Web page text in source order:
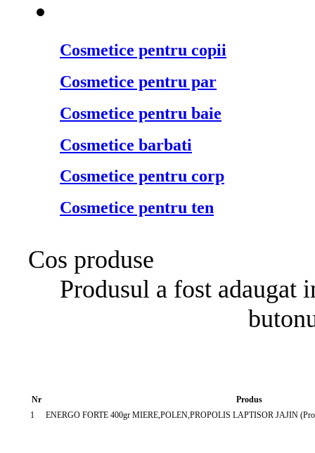
Cosmetice pentru copii
Cosmetice pentru par
Cosmetice pentru baie
Cosmetice barbati
Cosmetice pentru corp
Cosmetice pentru ten
Cos produse
Produsul a fost adaugat
Nr
Produs
1
ENERGO FORTE 400gr MIERE,POLEN,PROPOLIS LAPTISOR JAJIN